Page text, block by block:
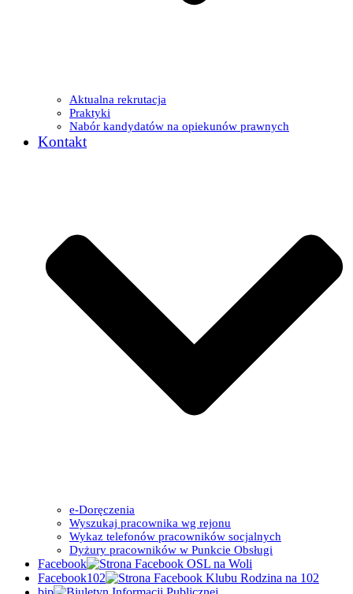
Aktualna rekrutacja
Praktyki
Nabór kandydatów na opiekunów prawnych
Kontakt
e-Doręczenia
Wyszukaj pracownika wg rejonu
Wykaz telefonów pracowników socjalnych
Dyżury pracowników w Punkcie Obsługi
Facebook
Facebook102